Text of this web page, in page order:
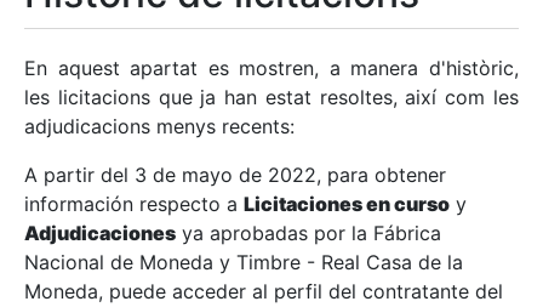
Mostra/Amaga
Mostra/Amaga
En aquest apartat es mostren, a manera d'històric,
les licitacions que ja han estat resoltes, així com les
adjudicacions menys recents:
A partir del 3 de mayo de 2022, para obtener
información respecto a Licitaciones en curso y
Adjudicaciones ya aprobadas por la Fábrica
Nacional de Moneda y Timbre - Real Casa de la
Moneda, puede acceder al perfil del contratante del